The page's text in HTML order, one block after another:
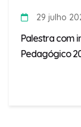
29 julho
Palestra com
Pedagógico